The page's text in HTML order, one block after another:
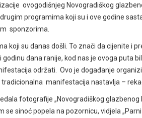
ovogodišnjeg Novogradiškog
programima koji su i ove godine
sponzorima.
koji su danas došli. To znači da cijenite i
dana ranije, kod nas je ovoga puta
održati. Ovo je događanje
manifestacija nastavlja –
fotografije „Novogradiškog
se sinoć popela na pozornicu, vidjela